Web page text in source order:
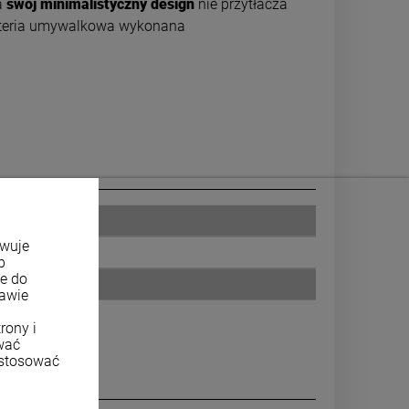
swój minimalistyczny design nie przytłacza
umywalkowa wykonana
do
i